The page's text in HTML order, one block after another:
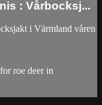
: Vårbocksj...
i Värmland våren
roe deer in